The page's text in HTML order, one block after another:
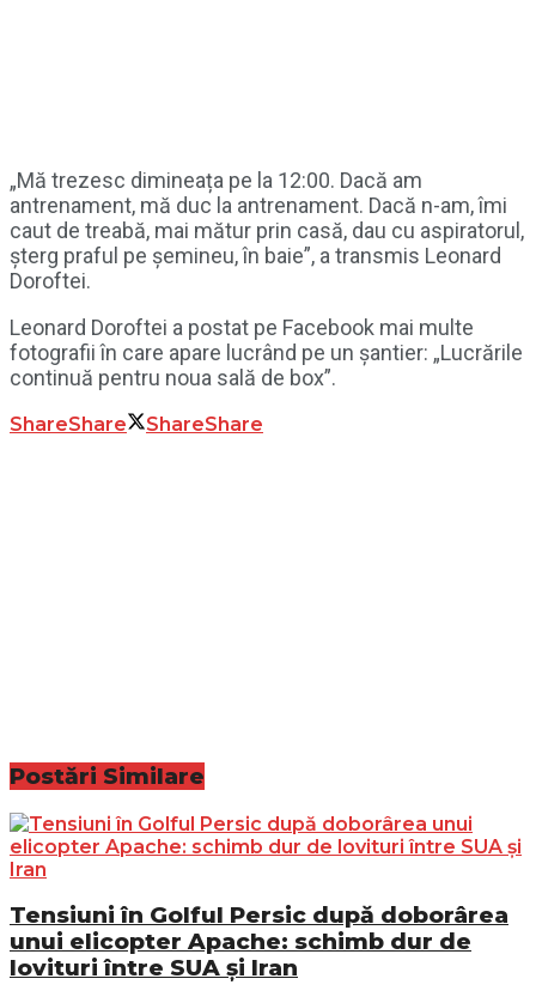
„Mă trezesc dimineața pe la 12:00. Dacă am
antrenament, mă duc la antrenament. Dacă n-am, îmi
caut de treabă, mai mătur prin casă, dau cu aspiratorul,
șterg praful pe șemineu, în baie”, a transmis Leonard
Doroftei.
Leonard Doroftei a postat pe Facebook mai multe
fotografii în care apare lucrând pe un șantier: „Lucrările
continuă pentru noua sală de box”.
ShareShare ShareShare
Postări Similare
Tensiuni în Golful Persic după doborârea
unui elicopter Apache: schimb dur de
lovituri între SUA și Iran